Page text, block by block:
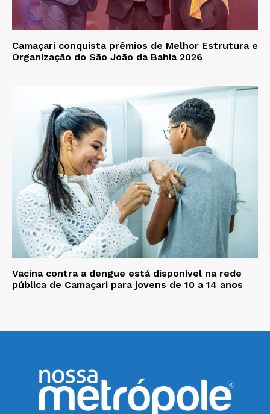
Camaçari conquista prêmios de Melhor Estrutura e
Organização do São João da Bahia 2026
Vacina contra a dengue está disponível na rede
pública de Camaçari para jovens de 10 a 14 anos